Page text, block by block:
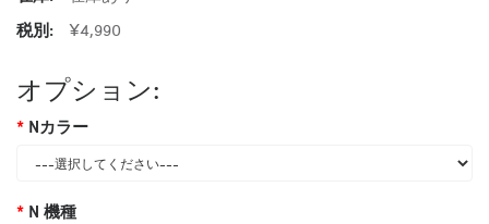
税別:
¥4,990
オプション:
Nカラー
N 機種